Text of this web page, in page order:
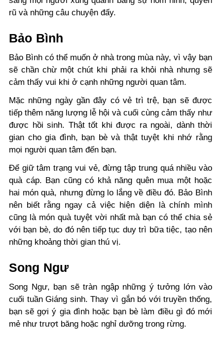
rũ và những câu chuyện đấy.
Bảo Bình
Bảo Bình có thể muốn ở nhà trong mùa này, vì vậy bạn
sẽ chần chừ một chút khi phải ra khỏi nhà nhưng sẽ
cảm thấy vui khi ở cạnh những người quan tâm.
Mặc những ngày gần đây có vẻ trì trệ, bạn sẽ được
tiếp thêm năng lượng lễ hội và cuối cùng cảm thấy như
được hồi sinh. Thật tốt khi được ra ngoài, dành thời
gian cho gia đình, bạn bè và thật tuyệt khi nhớ rằng
mọi người quan tâm đến bạn.
Để giữ tâm trạng vui vẻ, đừng tập trung quá nhiều vào
quà cáp. Bạn cũng có khả năng quên mua một hoặc
hai món quà, nhưng đừng lo lắng về điều đó. Bảo Bình
nên biết rằng ngay cả việc hiện diện là chính mình
cũng là món quà tuyệt vời nhất mà bạn có thể chia sẻ
với bạn bè, do đó nên tiếp tục duy trì bữa tiệc, tạo nên
những khoảng thời gian thú vị.
Song Ngư
Song Ngư, bạn sẽ tràn ngập những ý tưởng lớn vào
cuối tuần Giáng sinh. Thay vì gắn bó với truyền thống,
bạn sẽ gợi ý gia đình hoặc bạn bè làm điều gì đó mới
mẻ như trượt băng hoặc nghỉ dưỡng trong rừng.